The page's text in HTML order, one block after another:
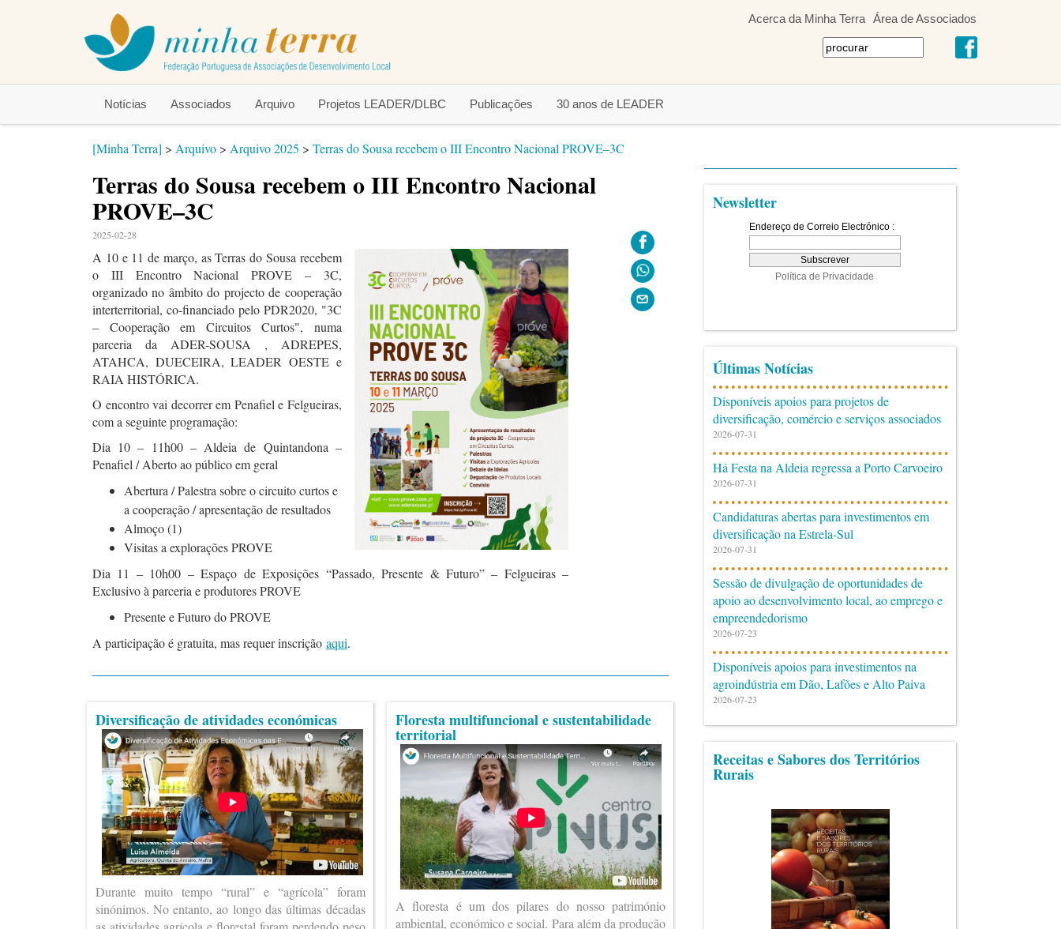
Acerca da Minha Terra Área de Associados
Notícias Associados Arquivo Projetos LEADER/DLBC Publicações 30 anos de LEADER
[Minha Terra] > Arquivo > Arquivo 2025 > Terras do Sousa recebem o III Encontro Nacional PROVE–3C
Terras do Sousa recebem o III Encontro Nacional
PROVE–3C
2025-02-28
A 10 e 11 de março, as Terras do Sousa recebem
o III Encontro Nacional PROVE – 3C,
organizado no âmbito do projecto de cooperação
interterritorial, co-financiado pelo PDR2020, "3C
– Cooperação em Circuitos Curtos", numa
parceria da ADER-SOUSA , ADREPES,
ATAHCA, DUECEIRA, LEADER OESTE e
RAIA HISTÓRICA.
O encontro vai decorrer em Penafiel e Felgueiras,
com a seguinte programação:
Dia 10 – 11h00 – Aldeia de Quintandona –
Penafiel / Aberto ao público em geral
Abertura / Palestra sobre o circuito curtos e
a cooperação / apresentação de resultados
Almoço (1)
Visitas a explorações PROVE
Dia 11 – 10h00 – Espaço de Exposições “Passado, Presente & Futuro” – Felgueiras –
Exclusivo à parceria e produtores PROVE
Presente e Futuro do PROVE
A participação é gratuita, mas requer inscrição aqui.
Diversificação de atividades económicas
Durante muito tempo “rural” e “agrícola” foram
sinónimos. No entanto, ao longo das últimas décadas
Floresta multifuncional e sustentabilidade
territorial
A floresta é um dos pilares do nosso património
ambiental, económico e social. Para além da produção
Newsletter
Últimas Notícias
Disponíveis apoios para projetos de
diversificação, comércio e serviços associados
2026-07-31
Há Festa na Aldeia regressa a Porto Carvoeiro
2026-07-31
Candidaturas abertas para investimentos em
diversificação na Estrela-Sul
2026-07-31
Sessão de divulgação de oportunidades de
apoio ao desenvolvimento local, ao emprego e
empreendedorismo
2026-07-23
Disponíveis apoios para investimentos na
agroindústria em Dão, Lafões e Alto Paiva
2026-07-23
Receitas e Sabores dos Territórios
Rurais